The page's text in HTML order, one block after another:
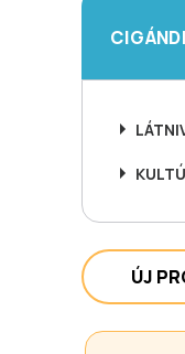
ÚJ